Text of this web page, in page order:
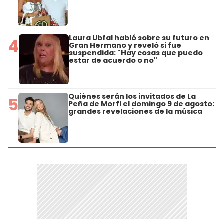
4 Laura Ubfal habló sobre su futuro en
Gran Hermano y reveló si fue
suspendida: "Hay cosas que puedo
estar de acuerdo o no"
5 Quiénes serán los invitados de La
Peña de Morfi el domingo 9 de agosto:
grandes revelaciones de la música